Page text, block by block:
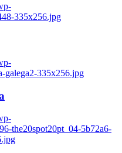
335x256.jpg
galega2-335x256.jpg
the20spot20pt_04-5b72a6-